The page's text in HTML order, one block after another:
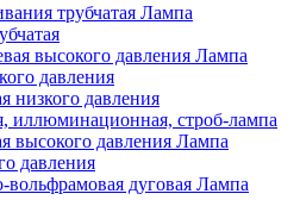
Лампа
Лампа
давления
низкого давления
иллюминационная, строб-лампа
Лампа
давления
Лампа